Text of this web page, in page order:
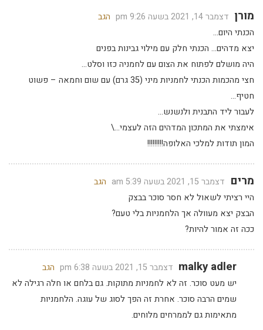
מורן דצמבר 14, 2021 בשעה 9:26 pm
הגב
הכנתי היום…
יצא מדהים… הכנתי חלק עם מילוי גבינות בפנים
היה מושלם לפתוח את הצום עם לחמניה כזו וסלט…
חצי מהכמות הכנתי לחמניות מיני (35 גרם) עם שום וחמאה – פשוט
חטיף…
לעבור ליד התבנית ולנשנש…
אימצתי את המתכון המדהים הזה לעצמי…\
המון תודות למלכי האלופה!!!!!!!!!
מרים דצמבר 15, 2021 בשעה 5:39 am
הגב
היי רציתי לשאול לא חסר סוכר בבצק
הבצק יצא מעוולה אך הלחמניות בלי טעם?
ככה זה אמור להיות?
malky adler דצמבר 15, 2021 בשעה 6:38 pm
הגב
יש מעט סוכר. זה לא לחמניות מתוקות. גם בלחם או חלה רגילה לא
שמים הרבה סוכר. אחרת זה הפך לסוג של עוגה. הלחמניות
מתאימות גם לממרחים מלוחים.